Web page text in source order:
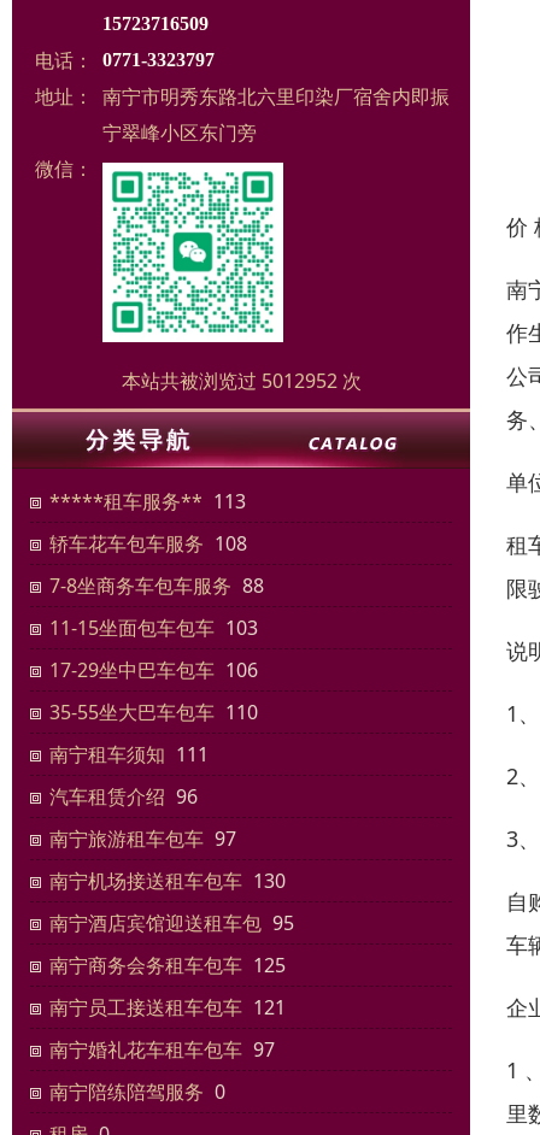
15723716509
电话： 0771-3323797
地址：
南宁市明秀东路北六里印染厂宿舍内即振
宁翠峰小区东门旁
微信：
本站共被浏览过 5012952 次
*****租车服务** 113
轿车花车包车服务 108
7-8坐商务车包车服务 88
11-15坐面包车包车 103
17-29坐中巴车包车 106
35-55坐大巴车包车 110
南宁租车须知 111
汽车租赁介绍 96
南宁旅游租车包车 97
南宁机场接送租车包车 130
南宁酒店宾馆迎送租车包 95
南宁商务会务租车包车 125
南宁员工接送租车包车 121
南宁婚礼花车租车包车 97
南宁陪练陪驾服务 0
价
南
作
公
务
单
租
限
说
1
2
3
自
车
企
1
里